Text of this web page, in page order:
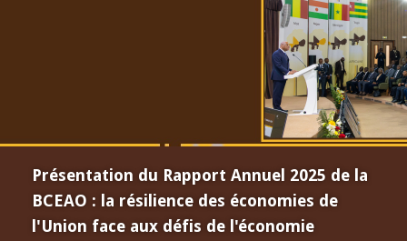
Présentation du Rapport Annuel 2025 de la
BCEAO : la résilience des économies de
l'Union face aux défis de l'économie